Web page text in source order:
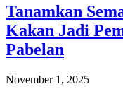
Tanamkan
Kakan Jadi
Pabelan
November 1, 2025